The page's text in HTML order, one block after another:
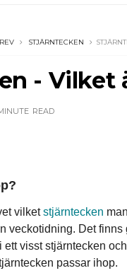
STJÄRNTECKEN
- Vilket
READ
vilketstjärntecken
veckotidning. Det
ett visst stjärntecken
passar ihop.